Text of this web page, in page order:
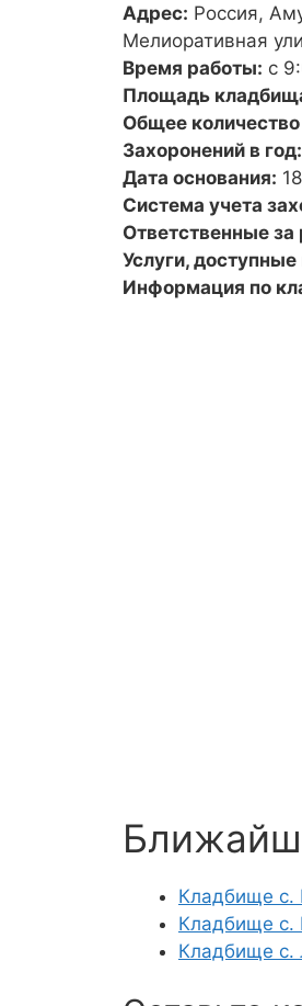
Адрес: Россия,
Мелиоративная
Время работы: с
Площадь
Общее
Захоронений в год:
Дата основания:
Система учета
Ответственные
Услуги,
Информация по
Кладбище с.
Кладбище с.
Кладбище с.